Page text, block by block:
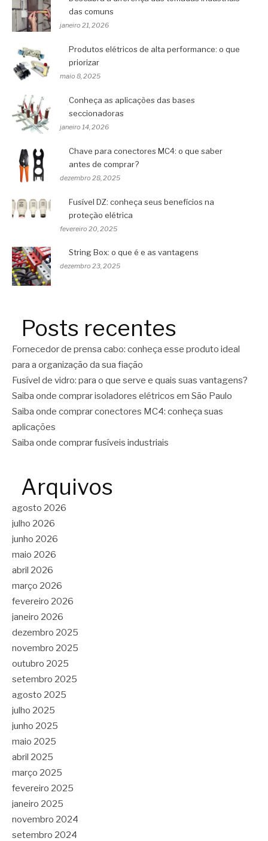
das comuns
janeiro 21, 2026
Produtos elétricos de alta performance: o que
priorizar
maio 8, 2025
Conheça as aplicações das bases
seccionadoras
janeiro 14, 2026
Chave para conectores MC4: o que saber
antes de comprar?
dezembro 28, 2025
Fusível DZ: conheça seus benefícios na
proteção elétrica
fevereiro 20, 2025
String Box: o que é e as vantagens
dezembro 23, 2025
Posts recentes
Fornecedor de prensa cabo: conheça esse produto ideal
para a organização da sua fiação
Fusível de vidro: para o que serve e quais suas vantagens?
Saiba onde comprar isoladores elétricos em São Paulo
Saiba onde comprar conectores MC4: conheça suas
aplicações
Saiba onde comprar fusíveis industriais
Arquivos
agosto 2026
julho 2026
junho 2026
maio 2026
abril 2026
março 2026
fevereiro 2026
janeiro 2026
dezembro 2025
novembro 2025
outubro 2025
setembro 2025
agosto 2025
julho 2025
junho 2025
maio 2025
abril 2025
março 2025
fevereiro 2025
janeiro 2025
novembro 2024
setembro 2024